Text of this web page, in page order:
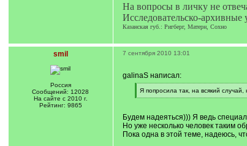
На вопросы в личку не
Исследовательско-архивные
Казанская губ.: Ригберг, Матерн, Сохно
smil
Россия
Сообщений: 12028
На сайте с 2010 г.
Рейтинг: 9865
7 сентября 2010 13:01
galinaS написал:
[
q
Я попросила так, на всякий случай,
[
]
Будем надеяться))) Я ведь
Но уже несколько человек таким
Пока одна в этой теме, надеюсь,